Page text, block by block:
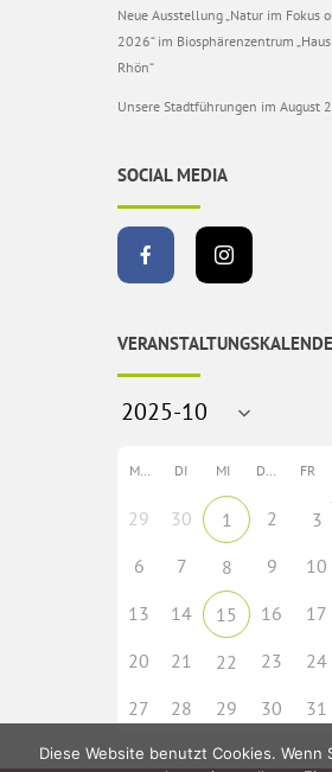
Neue Ausstellung „Natur im Fokus
2026“ im Biosphärenzentrum
Rhön“
Unsere Stadtführungen im August
SOCIAL MEDIA
MO DI MI DO FR
29 30 1 2 3
6
7 8 9 10
13
14 15 16 17
20
21 22 23 24
27
28 29 30 31
Diese Website benutzt Cookies. Wenn